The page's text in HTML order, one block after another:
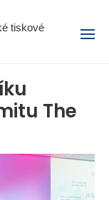
tiskové
Menu
The